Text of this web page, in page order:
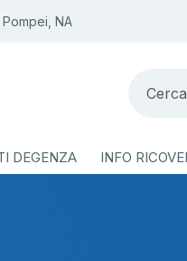
NA
DEGENZA INFO